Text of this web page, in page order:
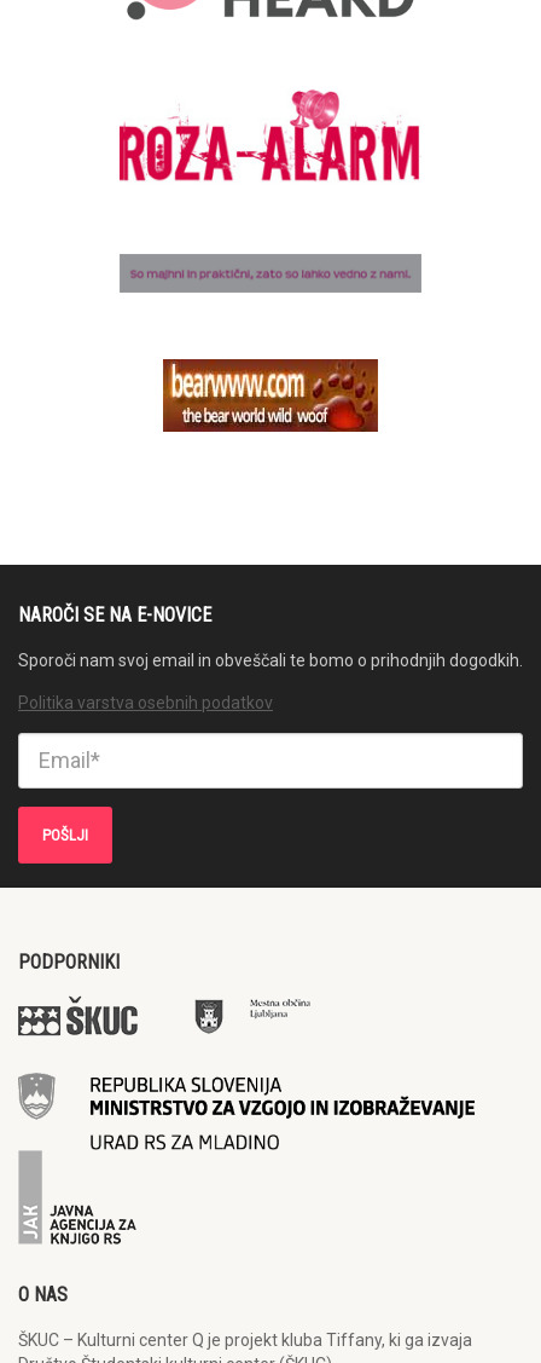
NAROČI SE NA E-NOVICE
Sporoči nam svoj email in obveščali te bomo o prihodnjih dogodkih.
Politika varstva osebnih podatkov
PODPORNIKI
O NAS
ŠKUC – Kulturni center Q je projekt kluba Tiffany, ki ga izvaja